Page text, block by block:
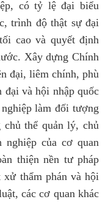
có tỷ lệ đại biểu
trình độ thật sự đại
cao và quyết định
Xây dựng Chính
đại, liêm chính, phù
và hội nhập quốc
làm đối tượng
chủ thể quản lý, chủ
của cơ quan
thiện nền tư pháp
thẩm phán và hội
các cơ quan khác